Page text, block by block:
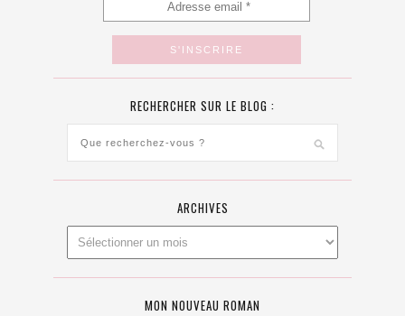
RECHERCHER SUR LE BLOG :
ARCHIVES
MON NOUVEAU ROMAN